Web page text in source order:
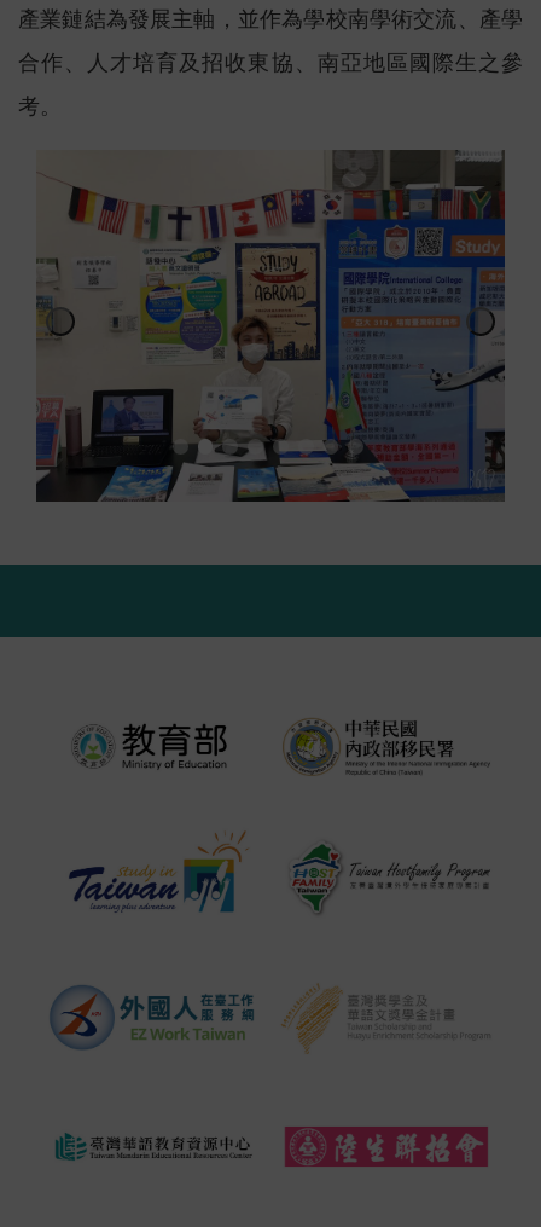
產業鏈結為發展主軸，並作為學校南學術交流、產學
合作、人才培育及招收東協、南亞地區國際生之參
考。